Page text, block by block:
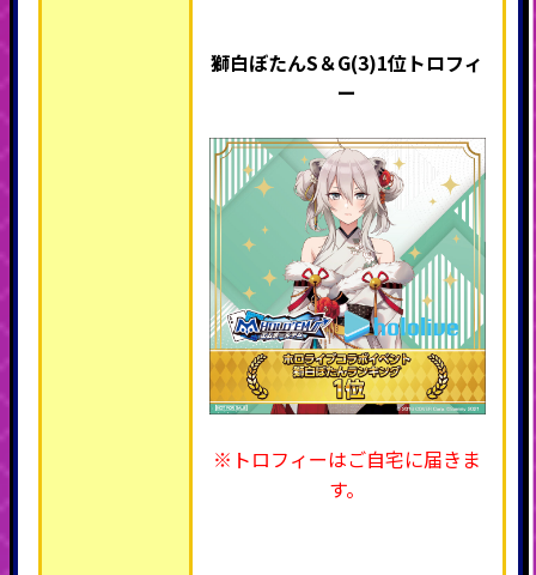
獅白ぼたんS＆G(3)1位トロフィ
ー
※トロフィーはご自宅に届きま
す。